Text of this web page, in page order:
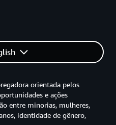
orientada pelos
e ações
entre minorias, mulheres,
identidade de gênero,